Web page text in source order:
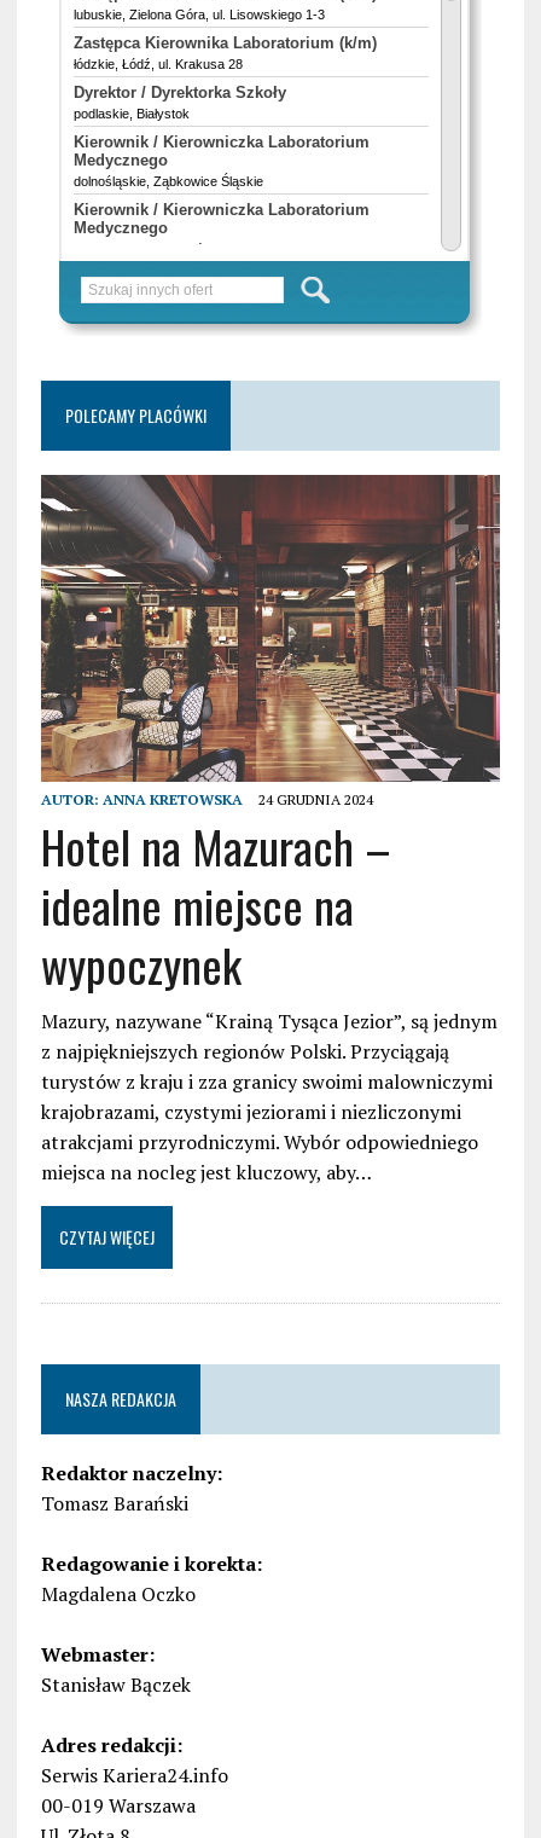
POLECAMY PLACÓWKI
AUTOR: ANNA KRETOWSKA 24 GRUDNIA 2024
Hotel na Mazurach –
idealne miejsce na
wypoczynek
Mazury, nazywane “Krainą Tysąca Jezior”, są jednym
z najpiękniejszych regionów Polski. Przyciągają
turystów z kraju i zza granicy swoimi malowniczymi
krajobrazami, czystymi jeziorami i niezliczonymi
atrakcjami przyrodniczymi. Wybór odpowiedniego
miejsca na nocleg jest kluczowy, aby…
CZYTAJ WIĘCEJ
NASZA REDAKCJA
Redaktor naczelny:
Tomasz Barański
Redagowanie i korekta:
Magdalena Oczko
Webmaster:
Stanisław Bączek
Adres redakcji:
Serwis Kariera24.info
00-019 Warszawa